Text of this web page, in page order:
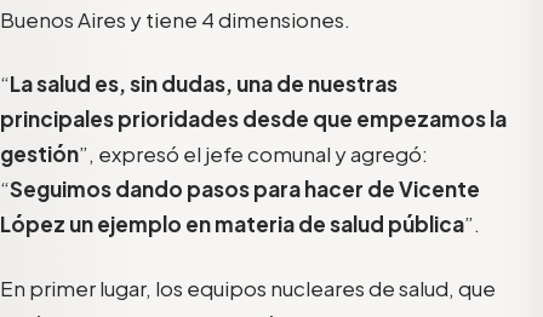
Buenos Aires y tiene 4 dimensiones.
“La salud es, sin dudas, una de nuestras
principales prioridades desde que empezamos la
gestión”, expresó el jefe comunal y agregó:
“Seguimos dando pasos para hacer de Vicente
López un ejemplo en materia de salud pública”.
En primer lugar, los equipos nucleares de salud, que